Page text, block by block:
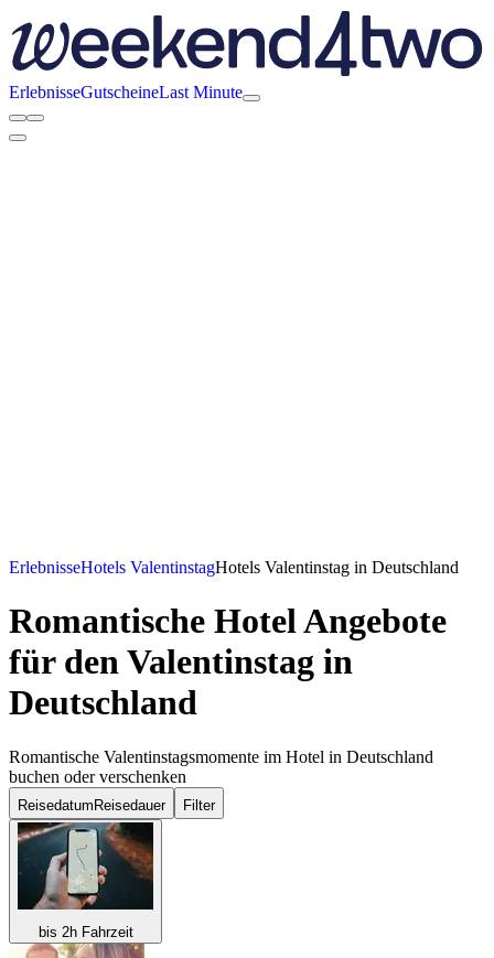
ErlebnisseGutscheineLast Minute
ErlebnisseHotels ValentinstagHotels Valentinstag in Deutschland
Romantische Hotel Angebote
für den Valentinstag in
Deutschland
Romantische Valentinstagsmomente im Hotel in Deutschland
buchen oder verschenken
Reisedatum Reisedauer Filter
bis 2h Fahrzeit